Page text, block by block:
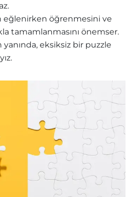
eğlenirken öğrenmesini ve
tamamlanmasını önemser.
yanında, eksiksiz bir puzzle